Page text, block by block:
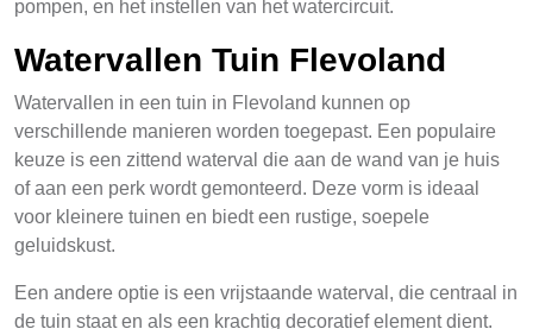
pompen, en het instellen van het watercircuit.
Watervallen Tuin Flevoland
Watervallen in een tuin in Flevoland kunnen op
verschillende manieren worden toegepast. Een populaire
keuze is een zittend waterval die aan de wand van je huis
of aan een perk wordt gemonteerd. Deze vorm is ideaal
voor kleinere tuinen en biedt een rustige, soepele
geluidskust.
Een andere optie is een vrijstaande waterval, die centraal in
de tuin staat en als een krachtig decoratief element dient.